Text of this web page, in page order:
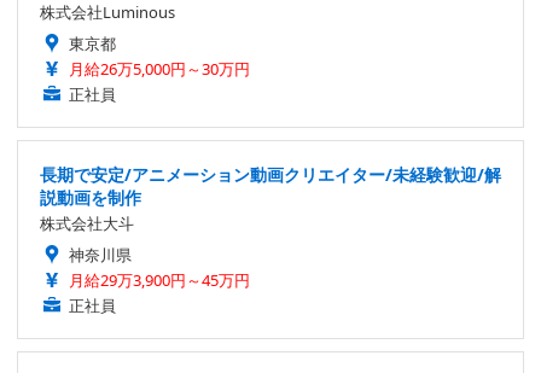
株式会社Luminous
東京都
月給26万5,000円～30万円
正社員
長期で安定/アニメーション動画クリエイター/未経験歓迎/解
説動画を制作
株式会社大斗
神奈川県
月給29万3,900円～45万円
正社員